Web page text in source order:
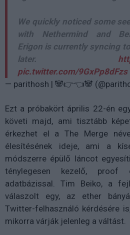
We quickly noticed some
with Nethermind and
Erigon is currently syncing
later.
pic.twitter.com/9GxPp8dFzs
— parithosh | 🐼👉👈🐼
Ezt a próbakört április 22-én
követi majd, ami tisztább
érkezhet el a The Merge
élesítésének ideje, ami a
módszerre épülő láncot
ténylegesen kezelő,
adatbázissal. Tim Beiko, a
válaszolt egy, az ether
Twitter-felhasználó kérdésére
mikorra várják jelenleg a váltást.